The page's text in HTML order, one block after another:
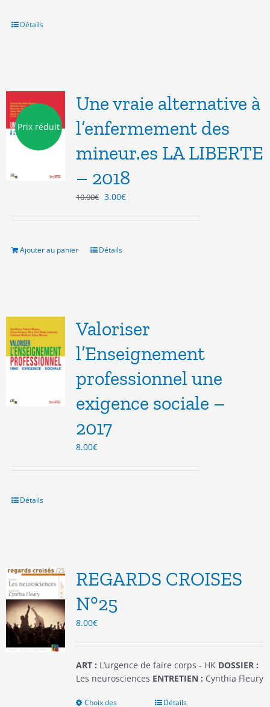
Détails
Prix réduit
Une vraie alternative à
l’enfermement des
mineur.es LA LIBERTE
– 2018
10.00€ Le
10.00€.
3.00€Le
Ajouter au panier Détails
Valoriser
l’Enseignement
professionnel une
exigence sociale –
2017
8.00€
Détails
REGARDS CROISES
N°25
8.00€
ART : L’urgence de faire corps - HK DOSSIER :
Les neurosciences ENTRETIEN : Cynthia Fleury
Choix des CeDétails